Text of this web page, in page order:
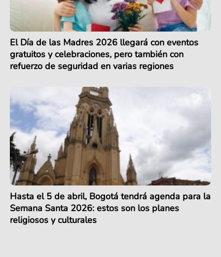
El Día de las Madres 2026 llegará con eventos
gratuitos y celebraciones, pero también con
refuerzo de seguridad en varias regiones
Hasta el 5 de abril, Bogotá tendrá agenda para la
Semana Santa 2026: estos son los planes
religiosos y culturales